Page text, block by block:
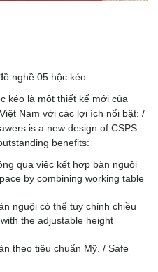
nghề 05 hộc kéo
kéo là một thiết kế mới của
Nam với các lợi ích nổi bật: /
is a new design of CSPS
benefits:
qua việc kết hợp bàn nguội
by combining working table
nguội có thể tùy chỉnh chiều
the adjustable height
theo tiêu chuẩn Mỹ. / Safe